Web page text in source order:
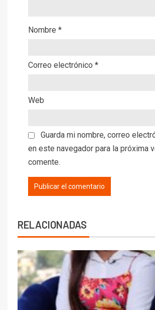
Nombre *
Correo electrónico *
Web
Guarda mi nombre, correo
en este navegador para la próxima
comente.
RELACIONADAS